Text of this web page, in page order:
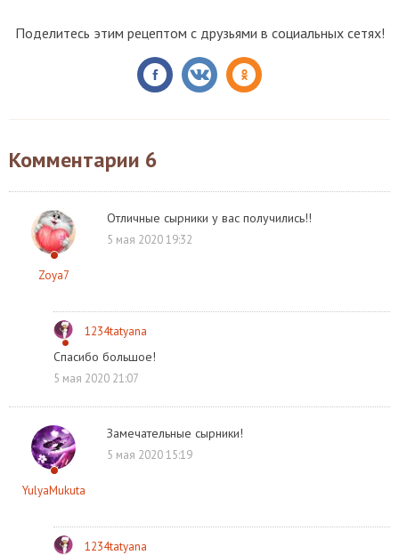
Поделитесь этим рецептом с друзьями в социальных сетях!
Комментарии 6
Zoya7
Отличные сырники у вас получились!!
5 мая 2020 19:32
1234tatyana
Спасибо большое!
5 мая 2020 21:07
YulyaMukuta
Замечательные сырники!
5 мая 2020 15:19
1234tatyana